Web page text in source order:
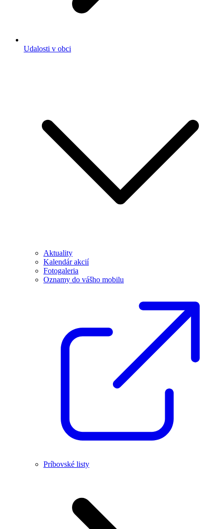
Udalosti v obci
Aktuality
Kalendár akcií
Fotogaleria
Oznamy do vášho mobilu
Príbovské listy